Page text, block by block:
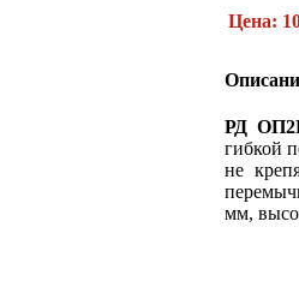
Цена:
РД
гибкой
не
мм,